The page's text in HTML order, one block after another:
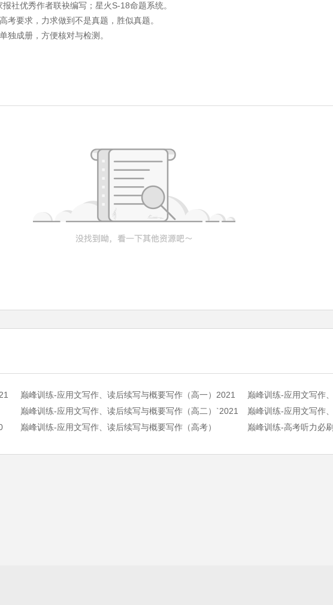
社优秀作者联袂编写；星火S-18命题系统。
要求，力求做到不是真题，胜似真题。
独成册，方便核对与检测。
巅峰训练-应用文写作、读后续写与概要写作（高一）2021
巅峰训练-应用文写作
巅峰训练-应用文写作、读后续写与概要写作（高二）`2021
巅峰训练-应用文写作、读后续写与概要写作（高考） 巅峰训练-高考听力必